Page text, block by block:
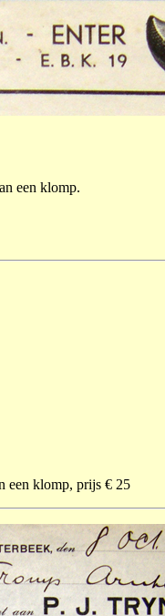
een klomp.
een klomp, prijs € 25